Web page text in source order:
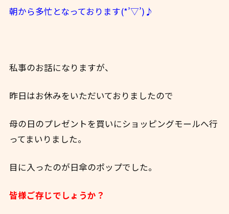
朝から多忙となっております(*’▽’)♪
私事のお話になりますが、
昨日はお休みをいただいておりましたので
母の日のプレゼントを買いにショッピングモールへ行
ってまいりました。
目に入ったのが日傘のポップでした。
皆様ご存じでしょうか？